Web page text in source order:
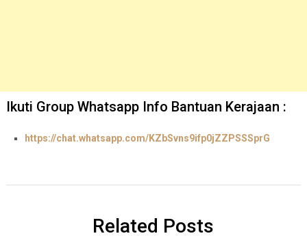
Ikuti Group Whatsapp Info Bantuan Kerajaan :
https://chat.whatsapp.com/KZbSvns9ifp0jZZPSSSprG
Related Posts